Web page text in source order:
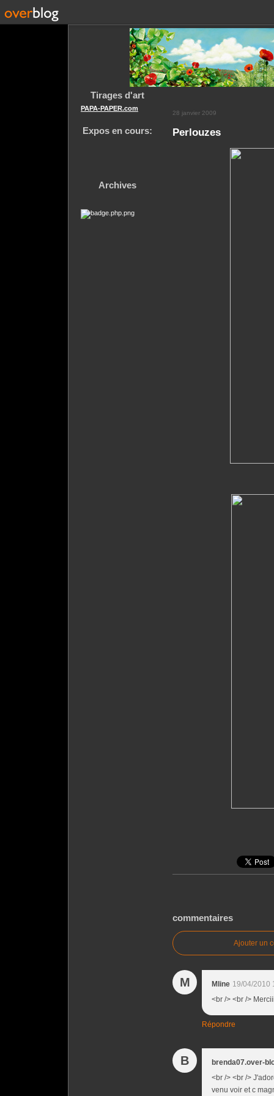
Tirages d'art
PAPA-PAPER.com
Expos en cours:
Archives
28 janvier 2009
Perlouzes
commentaires
Ajouter un
M Mline 19/04/2010
<br /> <br />
Répondre
B brenda07.over-
<br /> <br />
venu voir et c